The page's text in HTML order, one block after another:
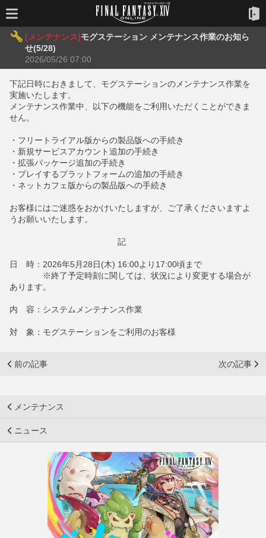
[メンテナンス]モグステーション メンテナンス作業のお知ら
せ(5/28)
2026/05/26 07:00
下記日時におきまして、モグステーションのメンテナンス作業を
実施いたします。
メンテナンス作業中、以下の機能をご利用いただくことができま
せん。
・フリートライアル版からの製品版への手続き
・新規サービスアカウント追加の手続き
・拡張パッケージ追加の手続き
・プレイするプラットフォームの追加の手続き
・ネットカフェ版からの製品版への手続き
お客様にはご迷惑をおかけいたしますが、ご了承くださいますよ
うお願いいたします。
記
日 時：2026年5月28日(木) 16:00より17:00頃まで
※終了予定時刻に関しては、状況により変更する場合が
あります。
内 容：システムメンテナンス作業
対 象：モグステーションをご利用のお客様
前の記事 次の記事
メンテナンス
ニュース